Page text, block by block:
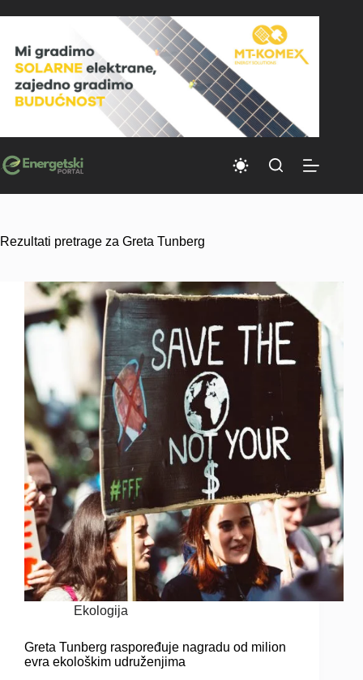
to
Rezultati pretrage za Greta Tunberg
Ekologija
Greta Tunberg raspoređuje nagradu od milion
evra ekološkim udruženjima